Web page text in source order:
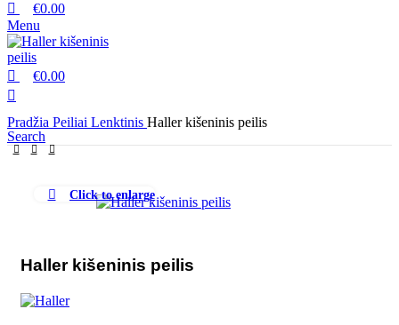
€0.00
Menu
€0.00
Search
Pradžia Peiliai Lenktinis Haller kišeninis peilis
Click to enlarge
Haller kišeninis peilis